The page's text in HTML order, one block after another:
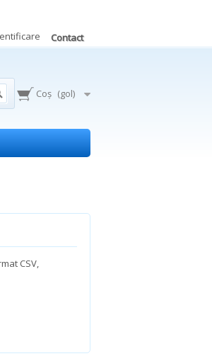
Contact
Coş (gol)
CSV,